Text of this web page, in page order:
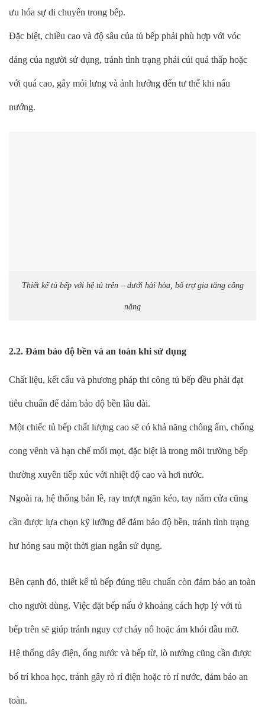
ưu hóa sự di chuyển trong bếp.
Đặc biệt, chiều cao và độ sâu của tủ bếp phải phù hợp với vóc
dáng của người sử dụng, tránh tình trạng phải cúi quá thấp hoặc
với quá cao, gây mỏi lưng và ảnh hưởng đến tư thế khi nấu
nướng.
Thiết kế tủ bếp với hệ tủ trên – dưới hài hòa, bổ trợ gia tăng công
năng
2.2. Đảm bảo độ bền và an toàn khi sử dụng
Chất liệu, kết cấu và phương pháp thi công tủ bếp đều phải đạt
tiêu chuẩn để đảm bảo độ bền lâu dài.
Một chiếc tủ bếp chất lượng cao sẽ có khả năng chống ẩm, chống
cong vênh và hạn chế mối mọt, đặc biệt là trong môi trường bếp
thường xuyên tiếp xúc với nhiệt độ cao và hơi nước.
Ngoài ra, hệ thống bản lề, ray trượt ngăn kéo, tay nắm cửa cũng
cần được lựa chọn kỹ lưỡng để đảm bảo độ bền, tránh tình trạng
hư hỏng sau một thời gian ngắn sử dụng.
Bên cạnh đó, thiết kế tủ bếp đúng tiêu chuẩn còn đảm bảo an toàn
cho người dùng. Việc đặt bếp nấu ở khoảng cách hợp lý với tủ
bếp trên sẽ giúp tránh nguy cơ cháy nổ hoặc ám khói dầu mỡ.
Hệ thống dây điện, ống nước và bếp từ, lò nướng cũng cần được
bố trí khoa học, tránh gây rò rỉ điện hoặc rò rỉ nước, đảm bảo an
toàn.